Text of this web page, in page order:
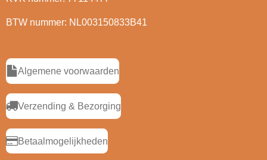
BTW nummer: NL003150833B41
Algemene voorwaarden
Verzending & Bezorging
Betaalmogelijkheden